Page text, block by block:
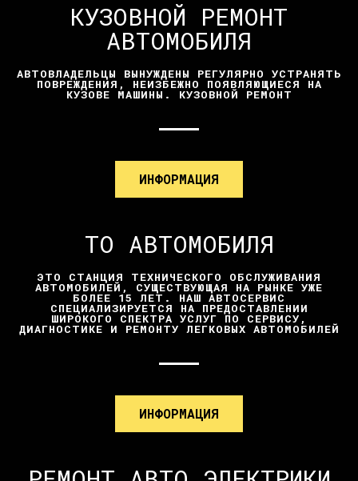
КУЗОВНОЙ РЕМОНТ
АВТОМОБИЛЯ
АВТОВЛАДЕЛЬЦЫ ВЫНУЖДЕНЫ РЕГУЛЯРНО УСТРАНЯТЬ
ПОВРЕЖДЕНИЯ, НЕИЗБЕЖНО ПОЯВЛЯЮЩИЕСЯ НА
КУЗОВЕ МАШИНЫ. КУЗОВНОЙ РЕМОНТ
ИНФОРМАЦИЯ
ТО АВТОМОБИЛЯ
ЭТО СТАНЦИЯ ТЕХНИЧЕСКОГО ОБСЛУЖИВАНИЯ
АВТОМОБИЛЕЙ, СУЩЕСТВУЮЩАЯ НА РЫНКЕ УЖЕ
БОЛЕЕ 15 ЛЕТ. НАШ АВТОСЕРВИС
СПЕЦИАЛИЗИРУЕТСЯ НА ПРЕДОСТАВЛЕНИИ
ШИРОКОГО СПЕКТРА УСЛУГ ПО СЕРВИСУ,
ДИАГНОСТИКЕ И РЕМОНТУ ЛЕГКОВЫХ АВТОМОБИЛЕЙ
ИНФОРМАЦИЯ